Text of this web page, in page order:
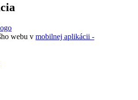
webu v mobilnej aplikácii -